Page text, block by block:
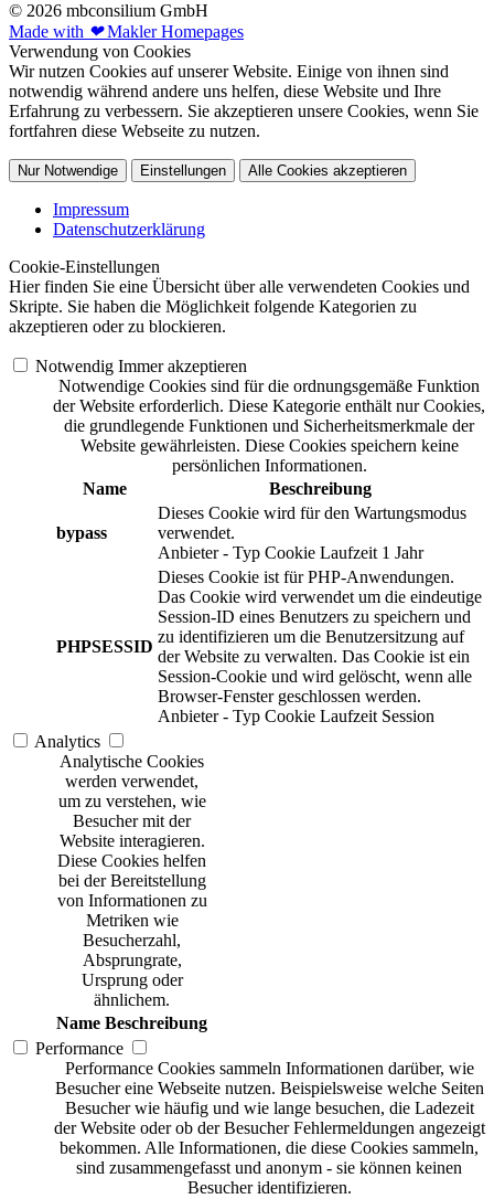
© 2026 mbconsilium GmbH
Made with ❤Makler Homepages
Verwendung von Cookies
Wir nutzen Cookies auf unserer Website. Einige von ihnen sind
notwendig während andere uns helfen, diese Website und Ihre
Erfahrung zu verbessern. Sie akzeptieren unsere Cookies, wenn Sie
fortfahren diese Webseite zu nutzen.
Nur Notwendige Einstellungen Alle Cookies akzeptieren
Impressum
Datenschutzerklärung
Cookie-Einstellungen
Hier finden Sie eine Übersicht über alle verwendeten Cookies und
Skripte. Sie haben die Möglichkeit folgende Kategorien zu
akzeptieren oder zu blockieren.
Notwendig Immer akzeptieren
Notwendige Cookies sind für die ordnungsgemäße Funktion
der Website erforderlich. Diese Kategorie enthält nur Cookies,
die grundlegende Funktionen und Sicherheitsmerkmale der
Website gewährleisten. Diese Cookies speichern keine
persönlichen Informationen.
Name
Beschreibung
bypass
Dieses Cookie wird für den Wartungsmodus
verwendet.
Anbieter - Typ Cookie Laufzeit 1 Jahr
PHPSESSID
Dieses Cookie ist für PHP-Anwendungen.
Das Cookie wird verwendet um die eindeutige
Session-ID eines Benutzers zu speichern und
zu identifizieren um die Benutzersitzung auf
der Website zu verwalten. Das Cookie ist ein
Session-Cookie und wird gelöscht, wenn alle
Browser-Fenster geschlossen werden.
Anbieter - Typ Cookie Laufzeit Session
Analytics
Analytische Cookies
werden verwendet,
um zu verstehen, wie
Besucher mit der
Website interagieren.
Diese Cookies helfen
bei der Bereitstellung
von Informationen zu
Metriken wie
Besucherzahl,
Absprungrate,
Ursprung oder
ähnlichem.
Name Beschreibung
Performance
Performance Cookies sammeln Informationen darüber, wie
Besucher eine Webseite nutzen. Beispielsweise welche Seiten
Besucher wie häufig und wie lange besuchen, die Ladezeit
der Website oder ob der Besucher Fehlermeldungen angezeigt
bekommen. Alle Informationen, die diese Cookies sammeln,
sind zusammengefasst und anonym - sie können keinen
Besucher identifizieren.